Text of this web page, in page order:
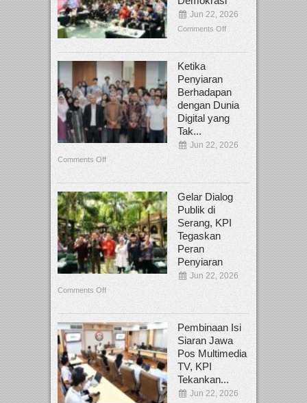
Jun 22, 2026
Comments Off
Ketika
Penyiaran
Berhadapan
dengan Dunia
Digital yang
Tak...
Jun 22, 2026
Comments Off
Gelar Dialog
Publik di
Serang, KPI
Tegaskan
Peran
Penyiaran
Jun 22, 2026
Comments Off
Pembinaan Isi
Siaran Jawa
Pos Multimedia
TV, KPI
Tekankan...
Jun 22, 2026